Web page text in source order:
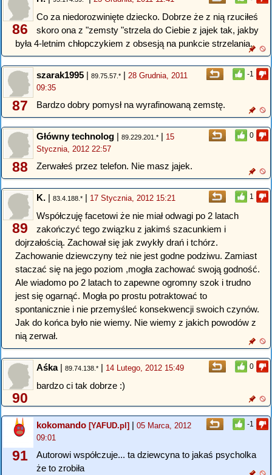
86
Co za niedorozwinięte dziecko. Dobrze że z nią rzuciłeś
skoro ona z "zemsty "strzela do Ciebie z jajek tak, jakby
była 4-letnim chłopczykiem z obsesją na punkcie strzelania.
-1
87
szarak1995 | 89.75.57.* | 28 Grudnia, 2011
09:35
Bardzo dobry pomysł na wyrafinowaną zemstę.
0
88
Główny technolog | 89.229.201.* | 15
Stycznia, 2012 22:57
Zerwałeś przez telefon. Nie masz jajek.
1
89
K. | 83.4.188.* | 17 Stycznia, 2012 15:21
Współczuję facetowi że nie miał odwagi po 2 latach
zakończyć tego związku z jakimś szacunkiem i
dojrzałością. Zachował się jak zwykły drań i tchórz.
Zachowanie dziewczyny też nie jest godne podziwu. Zamiast
staczać się na jego poziom ,mogła zachować swoją godność.
Ale wiadomo po 2 latach to zapewne ogromny szok i trudno
jest się ogarnąć. Mogła po prostu potraktować to
spontanicznie i nie przemyśleć konsekwencji swoich czynów.
Jak do końca było nie wiemy. Nie wiemy z jakich powodów z
nią zerwał.
0
90
Aśka| 89.74.138.* | 14 Lutego, 2012 15:49
bardzo ci tak dobrze :)
-1
91
kokomando [YAFUD.pl] | 05 Marca, 2012
09:01
Autorowi współczuje... ta dziewcyna to jakaś psycholka
że to zrobiła